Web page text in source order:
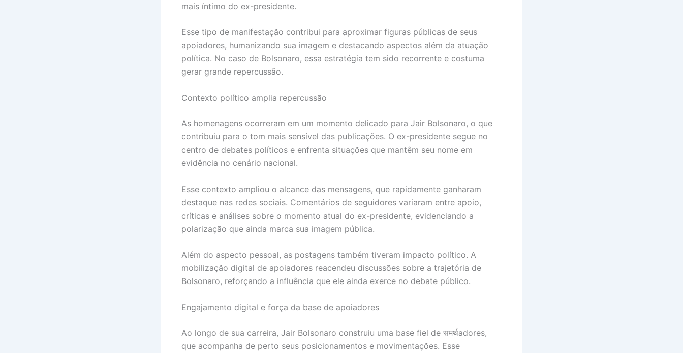
mais íntimo do ex-presidente.
Esse tipo de manifestação contribui para aproximar figuras públicas de seus
apoiadores, humanizando sua imagem e destacando aspectos além da atuação
política. No caso de Bolsonaro, essa estratégia tem sido recorrente e costuma
gerar grande repercussão.
Contexto político amplia repercussão
As homenagens ocorreram em um momento delicado para Jair Bolsonaro, o que
contribuiu para o tom mais sensível das publicações. O ex-presidente segue no
centro de debates políticos e enfrenta situações que mantêm seu nome em
evidência no cenário nacional.
Esse contexto ampliou o alcance das mensagens, que rapidamente ganharam
destaque nas redes sociais. Comentários de seguidores variaram entre apoio,
críticas e análises sobre o momento atual do ex-presidente, evidenciando a
polarização que ainda marca sua imagem pública.
Além do aspecto pessoal, as postagens também tiveram impacto político. A
mobilização digital de apoiadores reacendeu discussões sobre a trajetória de
Bolsonaro, reforçando a influência que ele ainda exerce no debate público.
Engajamento digital e força da base de apoiadores
Ao longo de sua carreira, Jair Bolsonaro construiu uma base fiel de समर्थadores,
que acompanha de perto seus posicionamentos e movimentações. Esse